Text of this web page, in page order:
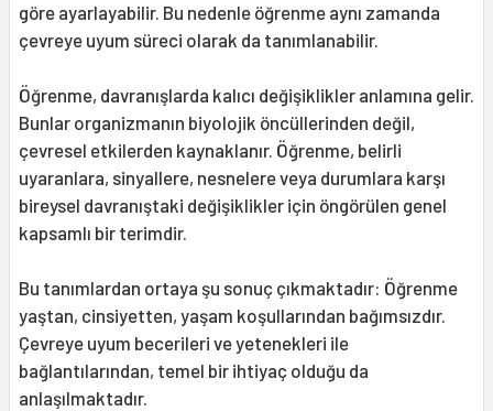
göre ayarlayabilir. Bu nedenle öğrenme aynı zamanda
çevreye uyum süreci olarak da tanımlanabilir.
Öğrenme, davranışlarda kalıcı değişiklikler anlamına gelir.
Bunlar organizmanın biyolojik öncüllerinden değil,
çevresel etkilerden kaynaklanır. Öğrenme, belirli
uyaranlara, sinyallere, nesnelere veya durumlara karşı
bireysel davranıştaki değişiklikler için öngörülen genel
kapsamlı bir terimdir.
Bu tanımlardan ortaya şu sonuç çıkmaktadır: Öğrenme
yaştan, cinsiyetten, yaşam koşullarından bağımsızdır.
Çevreye uyum becerileri ve yetenekleri ile
bağlantılarından, temel bir ihtiyaç olduğu da
anlaşılmaktadır.